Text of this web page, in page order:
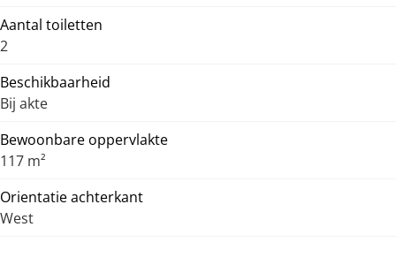
Aantal toiletten
2
Beschikbaarheid
Bij akte
Bewoonbare oppervlakte
117 m²
Orientatie achterkant
West